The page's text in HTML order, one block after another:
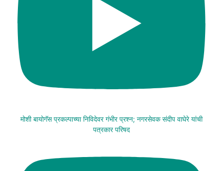
मोशी बायोगॅस प्रकल्पाच्या निविदेवर गंभीर प्रश्न; नगरसेवक संदीप वाघेरे यांची
पत्रकार परिषद